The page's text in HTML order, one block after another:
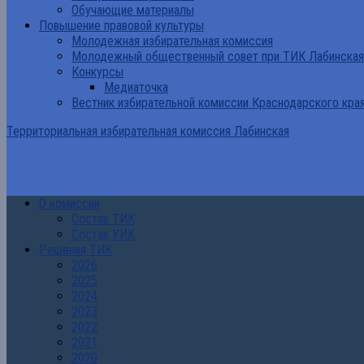
Обучающие материалы
Повышение правовой культуры
Молодежная избирательная комиссия
Молодежный общественный совет при ТИК Лабинская
Конкурсы
Медиаточка
Вестник избирательной комиссии Краснодарского
Территориальная избирательная комиссия Лабинская
О комиссии
Состав ТИК
Состав УИК
Решения ТИК
2026
2025
2024
2023
2022
2021
2020